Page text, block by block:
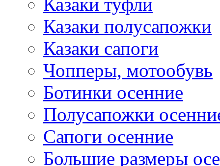
Казаки туфли
Казаки полусапожки
Казаки сапоги
Чопперы, мотообувь
Ботинки осенние
Полусапожки
Сапоги осенние
Большие размеры